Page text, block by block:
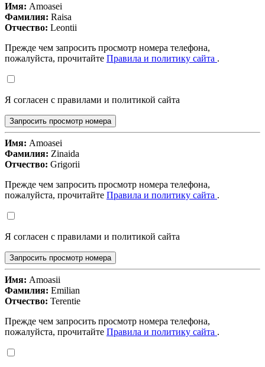
Имя: Amoasei
Фамилия: Raisa
Отчество: Leontii
Прежде чем запросить просмотр номера телефона,
пожалуйста, прочитайте Правила и политику сайта .
Я согласен с правилами и политикой сайта
Запросить просмотр номера
Имя: Amoasei
Фамилия: Zinaida
Отчество: Grigorii
Прежде чем запросить просмотр номера телефона,
пожалуйста, прочитайте Правила и политику сайта .
Я согласен с правилами и политикой сайта
Запросить просмотр номера
Имя: Amoasii
Фамилия: Emilian
Отчество: Terentie
Прежде чем запросить просмотр номера телефона,
пожалуйста, прочитайте Правила и политику сайта .